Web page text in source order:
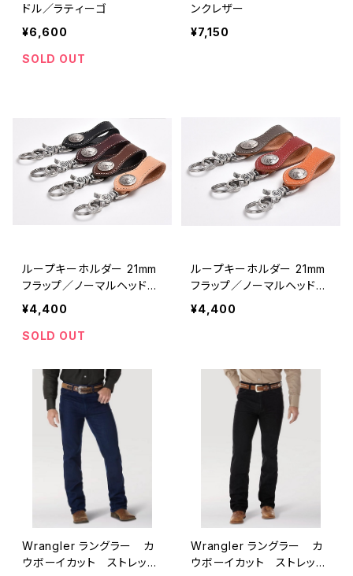
ドル／ラティーゴ
¥6,600
SOLD OUT
ンクレザー
¥7,150
ループキーホルダー 21mm
フラップ／ノーマルヘッド／
ブライドル ＆ ラティーゴ レ
ザー
¥4,400
SOLD OUT
ループキーホルダー 21mm
フラップ／ノーマルヘッド／
シュリンクレザー
¥4,400
Wrangler ラングラー カ
ウボーイカット ストレッチ
Wrangler ラングラー カ
ウボーイカット ストレッチ